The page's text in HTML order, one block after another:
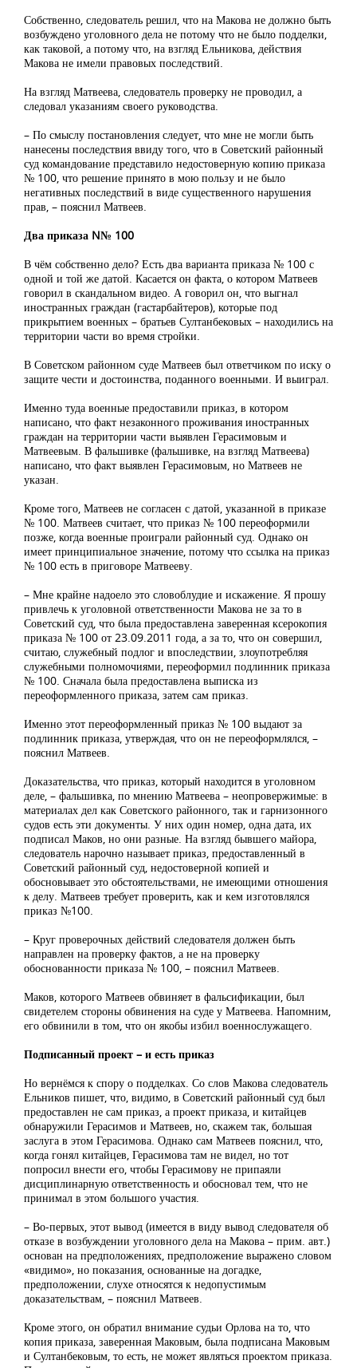
Собственно, следователь решил, что на Макова не должно быть
возбуждено уголовного дела не потому что не было подделки,
как таковой, а потому что, на взгляд Ельникова, действия
Макова не имели правовых последствий.
На взгляд Матвеева, следователь проверку не проводил, а
следовал указаниям своего руководства.
– По смыслу постановления следует, что мне не могли быть
нанесены последствия ввиду того, что в Советский районный
суд командование представило недостоверную копию приказа
№ 100, что решение принято в мою пользу и не было
негативных последствий в виде существенного нарушения
прав, – пояснил Матвеев.
Два приказа N№ 100
В чём собственно дело? Есть два варианта приказа № 100 с
одной и той же датой. Касается он факта, о котором Матвеев
говорил в скандальном видео. А говорил он, что выгнал
иностранных граждан (гастарбайтеров), которые под
прикрытием военных – братьев Султанбековых – находились на
территории части во время стройки.
В Советском районном суде Матвеев был ответчиком по иску о
защите чести и достоинства, поданного военными. И выиграл.
Именно туда военные предоставили приказ, в котором
написано, что факт незаконного проживания иностранных
граждан на территории части выявлен Герасимовым и
Матвеевым. В фальшивке (фальшивке, на взгляд Матвеева)
написано, что факт выявлен Герасимовым, но Матвеев не
указан.
Кроме того, Матвеев не согласен с датой, указанной в приказе
№ 100. Матвеев считает, что приказ № 100 переоформили
позже, когда военные проиграли районный суд. Однако он
имеет принципиальное значение, потому что ссылка на приказ
№ 100 есть в приговоре Матвееву.
– Мне крайне надоело это словоблудие и искажение. Я прошу
привлечь к уголовной ответственности Макова не за то в
Советский суд, что была предоставлена заверенная ксерокопия
приказа № 100 от 23.09.2011 года, а за то, что он совершил,
считаю, служебный подлог и впоследствии, злоупотребляя
служебными полномочиями, переоформил подлинник приказа
№ 100. Сначала была предоставлена выписка из
переоформленного приказа, затем сам приказ.
Именно этот переоформленный приказ № 100 выдают за
подлинник приказа, утверждая, что он не переоформлялся, –
пояснил Матвеев.
Доказательства, что приказ, который находится в уголовном
деле, – фальшивка, по мнению Матвеева – неопровержимые: в
материалах дел как Советского районного, так и гарнизонного
судов есть эти документы. У них один номер, одна дата, их
подписал Маков, но они разные. На взгляд бывшего майора,
следователь нарочно называет приказ, предоставленный в
Советский районный суд, недостоверной копией и
обосновывает это обстоятельствами, не имеющими отношения
к делу. Матвеев требует проверить, как и кем изготовлялся
приказ №100.
– Круг проверочных действий следователя должен быть
направлен на проверку фактов, а не на проверку
обоснованности приказа № 100, – пояснил Матвеев.
Маков, которого Матвеев обвиняет в фальсификации, был
свидетелем стороны обвинения на суде у Матвеева. Напомним,
его обвинили в том, что он якобы избил военнослужащего.
Подписанный проект – и есть приказ
Но вернёмся к спору о подделках. Со слов Макова следователь
Ельников пишет, что, видимо, в Советский районный суд был
предоставлен не сам приказ, а проект приказа, и китайцев
обнаружили Герасимов и Матвеев, но, скажем так, большая
заслуга в этом Герасимова. Однако сам Матвеев пояснил, что,
когда гонял китайцев, Герасимова там не видел, но тот
попросил внести его, чтобы Герасимову не припаяли
дисциплинарную ответственность и обосновал тем, что не
принимал в этом большого участия.
– Во-первых, этот вывод (имеется в виду вывод следователя об
отказе в возбуждении уголовного дела на Макова – прим. авт.)
основан на предположениях, предположение выражено словом
«видимо», но показания, основанные на догадке,
предположении, слухе относятся к недопустимым
доказательствам, – пояснил Матвеев.
Кроме этого, он обратил внимание судьи Орлова на то, что
копия приказа, заверенная Маковым, была подписана Маковым
и Султанбековым, то есть, не может являться проектом приказа.